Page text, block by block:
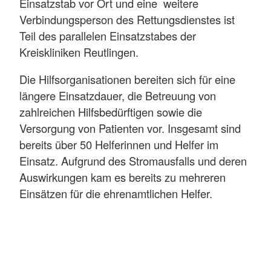
Verbindungsperson des Rettungsdienstes ist
Teil des parallelen Einsatzstabes der
Kreiskliniken Reutlingen.
Die Hilfsorganisationen bereiten sich für eine
längere Einsatzdauer, die Betreuung von
zahlreichen Hilfsbedürftigen sowie die
Versorgung von Patienten vor. Insgesamt sind
bereits über 50 Helferinnen und Helfer im
Einsatz. Aufgrund des Stromausfalls und deren
Auswirkungen kam es bereits zu mehreren
Einsätzen für die ehrenamtlichen Helfer.